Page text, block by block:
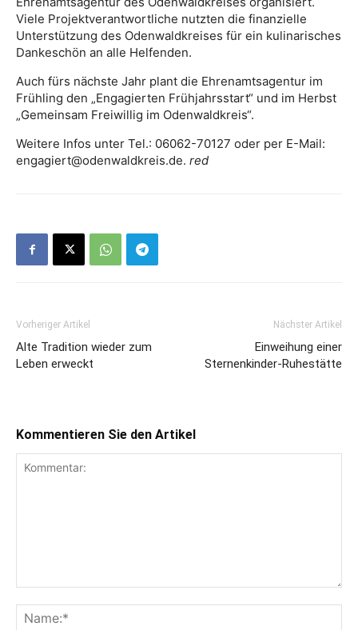
Viele Projektverantwortliche nutzten die finanzielle
Unterstützung des Odenwaldkreises für ein kulinarisches
Dankeschön an alle Helfenden.
Auch fürs nächste Jahr plant die Ehrenamtsagentur im
Frühling den „Engagierten Frühjahrsstart“ und im Herbst
„Gemeinsam Freiwillig im Odenwaldkreis“.
Weitere Infos unter Tel.: 06062-70127 oder per E-Mail:
engagiert@odenwaldkreis.de. red
Vorheriger Artikel
Alte Tradition wieder zum
Leben erweckt
Nächster Artikel
Einweihung einer
Sternenkinder-Ruhestätte
Kommentieren Sie den Artikel